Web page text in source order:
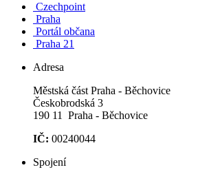
Czechpoint
Praha
Portál občana
Praha 21
Adresa
Městská část Praha - Běchovice
Českobrodská 3
190 11 Praha - Běchovice
IČ: 00240044
Spojení